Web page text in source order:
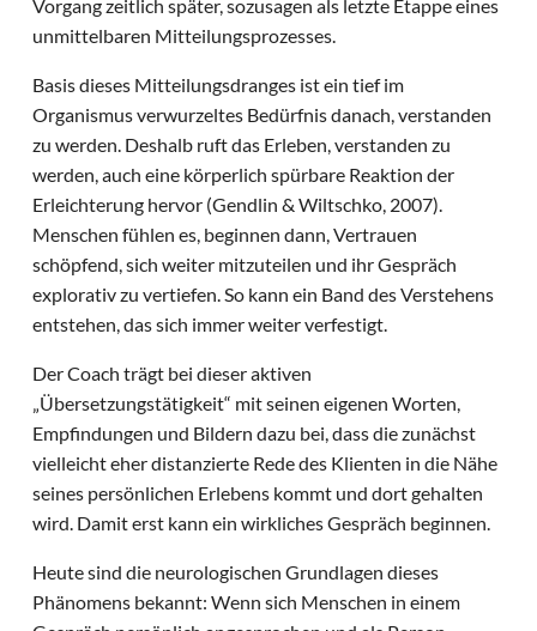
Vorgang zeitlich später, sozusagen als letzte Etappe eines
unmittelbaren Mitteilungsprozesses.
Basis dieses Mitteilungsdranges ist ein tief im
Organismus verwurzeltes Bedürfnis danach, verstanden
zu werden. Deshalb ruft das Erleben, verstanden zu
werden, auch eine körperlich spürbare Reaktion der
Erleichterung hervor (Gendlin & Wiltschko, 2007).
Menschen fühlen es, beginnen dann, Vertrauen
schöpfend, sich weiter mitzuteilen und ihr Gespräch
explorativ zu vertiefen. So kann ein Band des Verstehens
entstehen, das sich immer weiter verfestigt.
Der Coach trägt bei dieser aktiven
„Übersetzungstätigkeit“ mit seinen eigenen Worten,
Empfindungen und Bildern dazu bei, dass die zunächst
vielleicht eher distanzierte Rede des Klienten in die Nähe
seines persönlichen Erlebens kommt und dort gehalten
wird. Damit erst kann ein wirkliches Gespräch beginnen.
Heute sind die neurologischen Grundlagen dieses
Phänomens bekannt: Wenn sich Menschen in einem